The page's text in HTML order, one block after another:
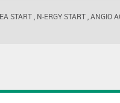
START , N-ERGY START , ANGIO